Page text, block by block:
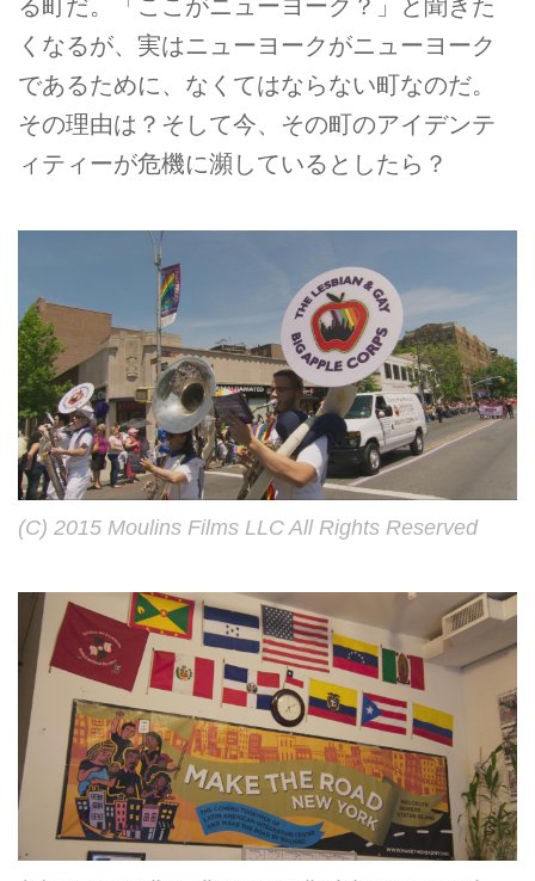
る町だ。「ここがニューヨーク？」と聞きた
くなるが、実はニューヨークがニューヨーク
であるために、なくてはならない町なのだ。
その理由は？そして今、その町のアイデンテ
ィティーが危機に瀕しているとしたら？
(C) 2015 Moulins Films LLC All Rights Reserved